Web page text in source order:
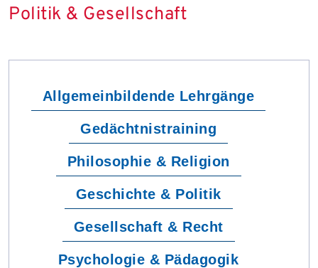
Politik & Gesellschaft
Allgemeinbildende Lehrgänge
Gedächtnistraining
Philosophie & Religion
Geschichte & Politik
Gesellschaft & Recht
Psychologie & Pädagogik